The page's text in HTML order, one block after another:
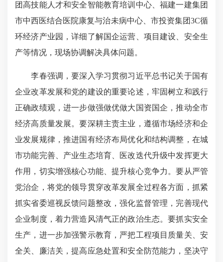
团高技能人才和安全智能教育培训中心、福建一建集团
市中西医结合医院康复与治未病中心、市投资集团3C循
环经济产业园，详细了解国企运营、项目建设、安全生
产等情况，现场协调解决具体问题。
李春强调，要深入学习贯彻习近平总书记关于国有
企业改革发展和党的建设的重要论述，牢固树立和践行
正确政绩观，进一步做强做优做大国资国企，推动全市
经济高质量发展。要深耕主责主业，遵循市场经济和企
业发展规律，推进国有经济布局优化和结构调整，在城
市功能完善、产业生态培育、医改迭代升级中发挥更大
作用，切实增强核心功能、提升核心竞争力。要从严管
党治企，将党的领导贯穿改革发展全过程各方面，抓紧
抓实省委巡视反馈问题整改，强化监督管理，完善现代
企业制度，着力营造风清气正的政治生态。要抓实安全
生产，进一步加强警示教育，严把工程项目质量关、安
全关、廉洁关，提高应急处置和安全防范能力， 坚决守